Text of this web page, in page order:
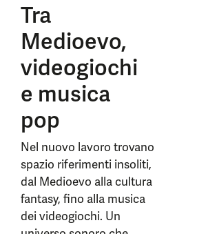
Tra
Medioevo,
videogiochi
e musica
pop
Nel nuovo lavoro trovano
spazio riferimenti insoliti,
dal Medioevo alla cultura
fantasy, fino alla musica
dei videogiochi. Un